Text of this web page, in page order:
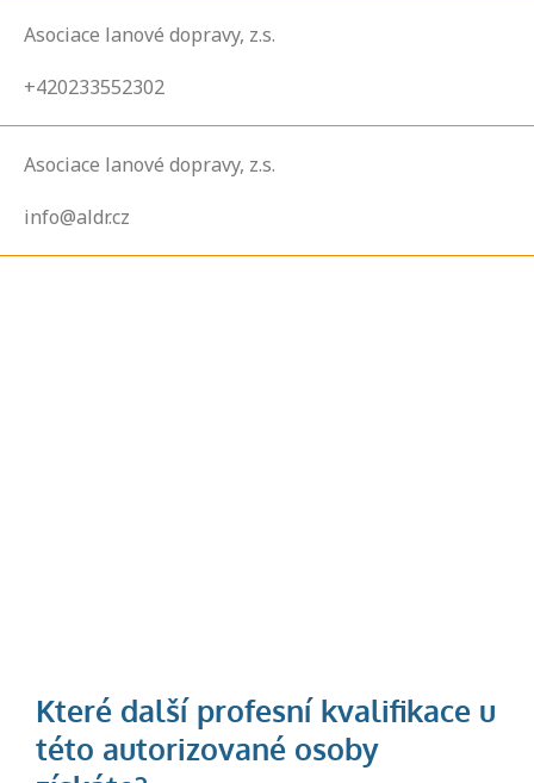
Asociace lanové dopravy, z.s.
+420233552302
Asociace lanové dopravy, z.s.
info@aldr.cz